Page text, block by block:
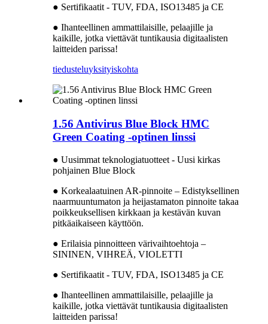
● Sertifikaatit - TUV, FDA, ISO13485 ja CE
● Ihanteellinen ammattilaisille, pelaajille ja
kaikille, jotka viettävät tuntikausia digitaalisten
laitteiden parissa!
tiedusteluyksityiskohta
1.56 Antivirus Blue Block HMC
Green Coating -optinen linssi
● Uusimmat teknologiatuotteet - Uusi kirkas
pohjainen Blue Block
● Korkealaatuinen AR-pinnoite – Edistyksellinen
naarmuuntumaton ja heijastamaton pinnoite takaa
poikkeuksellisen kirkkaan ja kestävän kuvan
pitkäaikaiseen käyttöön.
● Erilaisia ​​pinnoitteen värivaihtoehtoja –
SININEN, VIHREÄ, VIOLETTI
● Sertifikaatit - TUV, FDA, ISO13485 ja CE
● Ihanteellinen ammattilaisille, pelaajille ja
kaikille, jotka viettävät tuntikausia digitaalisten
laitteiden parissa!